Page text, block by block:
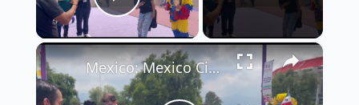
Play Video
×
Mexico: Mexico City Estadio Azteca 2026 FIFA World Cup.